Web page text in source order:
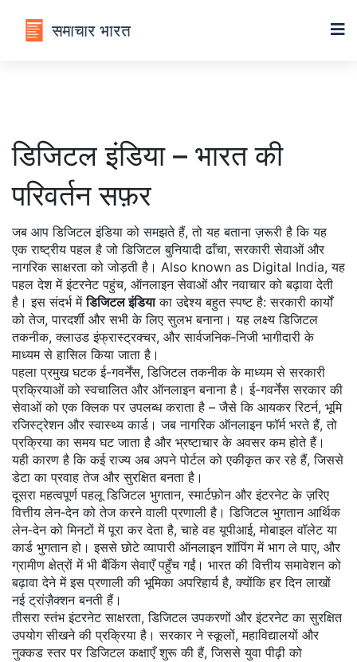
डिजिटल इंडिया – भारत की
परिवर्तन सफ़र
जब आपडिजिटल इंडिया को समझते हैं, तो यह बताना ज़रूरी है कि यह
एक राष्ट्रीय पहल है जो डिजिटल बुनियादी ढाँचा, सरकारी सेवाओं और
नागरिक साक्षरता को जोड़ती है। Also known as Digital India, यह
पहल देश में इंटरनेट पहुंच, ऑनलाइन सेवाओं और नवाचार को बढ़ावा देती
है। इस संदर्भ मेंडिजिटल इंडियाका उद्देश्य बहुत स्पष्ट है: सरकारी कार्यों
को तेज, पारदर्शी और सभी के लिए सुलभ बनाना। यह लक्ष्य डिजिटल
तकनीक, क्लाउड इंफ्रास्ट्रक्चर, और सार्वजनिक‑निजी भागीदारी के
माध्यम से हासिल किया जाता है।
पहला प्रमुख घटकई-गवर्नेंस,डिजिटल तकनीक के माध्यम से सरकारी
प्रक्रियाओं को स्वचालित और ऑनलाइन बनाना है। ई-गवर्नेंस सरकार की
सेवाओं को एक क्लिक पर उपलब्ध कराता है – जैसे कि आयकर रिटर्न, भूमि
रजिस्ट्रेशन और स्वास्थ्य कार्ड। जब नागरिक ऑनलाइन फॉर्म भरते हैं, तो
प्रक्रिया का समय घट जाता है और भ्रष्टाचार के अवसर कम होते हैं।
यही कारण है कि कई राज्य अब अपने पोर्टल को एकीकृत कर रहे हैं, जिससे
डेटा का प्रवाह तेज और सुरक्षित बनता है।
दूसरा महत्वपूर्ण पहलूडिजिटल भुगतान,स्मार्टफ़ोन और इंटरनेट के ज़रिए
वित्तीय लेन‑देन को तेज करने वाली प्रणाली है। डिजिटल भुगतान आर्थिक
लेन‑देन को मिनटों में पूरा कर देता है, चाहे वह यूपीआई, मोबाइल वॉलेट या
कार्ड भुगतान हो। इससे छोटे व्यापारी ऑनलाइन शॉपिंग में भाग ले पाए, और
ग्रामीण क्षेत्रों में भी बैंकिंग सेवाएँ पहुँच गईं। भारत की वित्तीय समावेशन को
बढ़ावा देने में इस प्रणाली की भूमिका अपरिहार्य है, क्योंकि हर दिन लाखों
नई ट्रांज़ैक्शन बनती हैं।
तीसरा स्तंभइंटरनेट साक्षरता,डिजिटल उपकरणों और इंटरनेट का सुरक्षित
उपयोग सीखने की प्रक्रिया है। सरकार ने स्कूलों, महाविद्यालयों और
नुक्कड स्तर पर डिजिटल कक्षाएँ शुरू की हैं, जिससे युवा पीढ़ी को